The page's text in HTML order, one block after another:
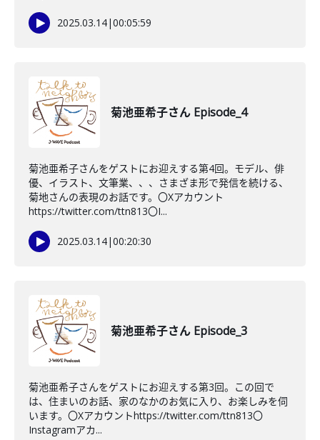
2025.03.14|00:05:59
菊池亜希子さん Episode_4
菊池亜希子さんをゲストにお迎えする第4回。モデル、俳
優、イラスト、文筆業、、、さまざま形で発信を続ける、
菊地さんの表現のお話です。〇Xアカウント
https://twitter.com/ttn813〇I...
2025.03.14|00:20:30
菊池亜希子さん Episode_3
菊池亜希子さんをゲストにお迎えする第3回。この回で
は、住まいのお話、家のなかのお気に入り、お楽しみを伺
います。〇Xアカウントhttps://twitter.com/ttn813〇
Instagramアカ...